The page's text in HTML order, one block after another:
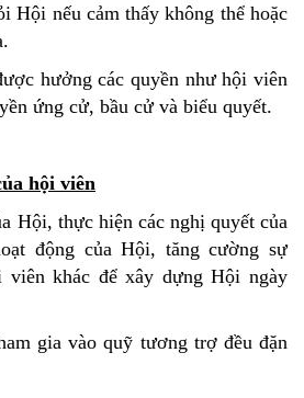
Hội nếu cảm thấy không thể hoặc
hưởng các quyền như hội viên
ứng cử, bầu cử và biểu quyết.
hội viên
Hội, thực hiện các nghị quyết của
động của Hội, tăng cường sự
viên khác để xây dựng Hội ngày
gia vào quỹ tương trợ đều đặn